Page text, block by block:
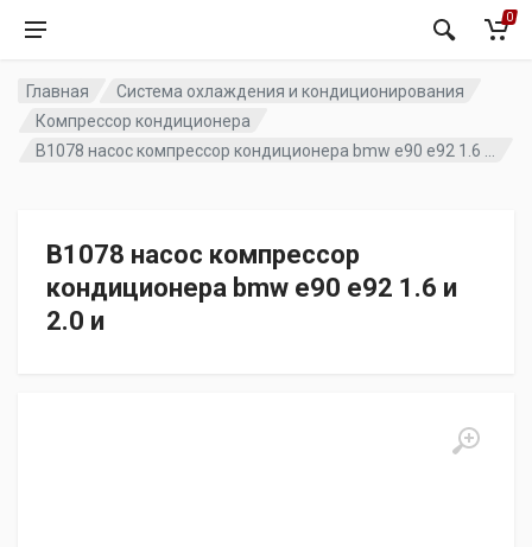
0
Главная
Система охлаждения и кондиционирования
Компрессор кондиционера
B1078 насос компрессор
кондиционера bmw e90 e92 1.6 и
2.0 и